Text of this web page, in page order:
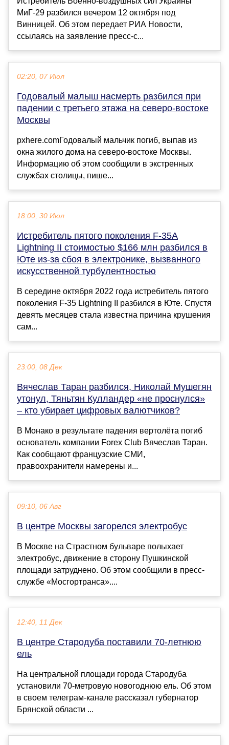
МиГ-29 разбился вечером 12 октября под
Винницей. Об этом передает РИА Новости,
ссылаясь на заявление пресс-с...
02:20, 07 Июл
Годовалый малыш насмерть разбился при
падении с третьего этажа на северо-востоке
Москвы
pxhere.comГодовалый мальчик погиб, выпав из
окна жилого дома на северо-востоке Москвы.
Информацию об этом сообщили в экстренных
службах столицы, пише...
18:00, 30 Июл
Истребитель пятого поколения F-35A
Lightning II стоимостью $166 млн разбился в
Юте из-за сбоя в электронике, вызванного
искусственной турбулентностью
В середине октября 2022 года истребитель пятого
поколения F-35 Lightning II разбился в Юте. Спустя
девять месяцев стала известна причина крушения
сам...
23:00, 08 Дек
Вячеслав Таран разбился, Николай Мушегян
утонул, Тяньтян Кулландер «не проснулся»
– кто убирает цифровых валютчиков?
В Монако в результате падения вертолёта погиб
основатель компании Forex Club Вячеслав Таран.
Как сообщают французские СМИ,
правоохранители намерены и...
09:10, 06 Авг
В центре Москвы загорелся электробус
В Москве на Страстном бульваре полыхает
электробус, движение в сторону Пушкинской
площади затруднено. Об этом сообщили в пресс-
службе «Мосгортранса»....
12:40, 11 Дек
В центре Стародуба поставили 70-летнюю
ель
На центральной площади города Стародуба
установили 70-метровую новогоднюю ель. Об этом
в своем телеграм-канале рассказал губернатор
Брянской области ...